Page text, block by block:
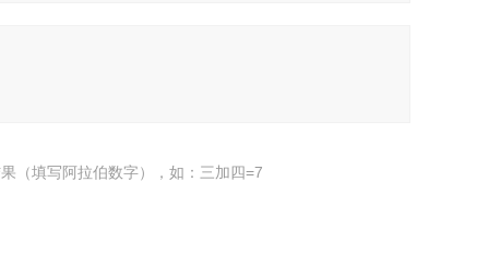
（填写阿拉伯数字），如：三加四=7